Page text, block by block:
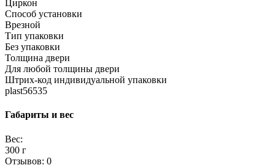
Циркон
Способ установки
Врезной
Тип упаковки
Без упаковки
Толщина двери
Для любой толщины двери
Штрих-код индивидуальной упаковки
plast56535
Габариты и вес
Вес:
300 г
Отзывов: 0